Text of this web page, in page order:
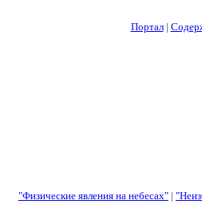
Портал|
"Физические явления на небесах" |